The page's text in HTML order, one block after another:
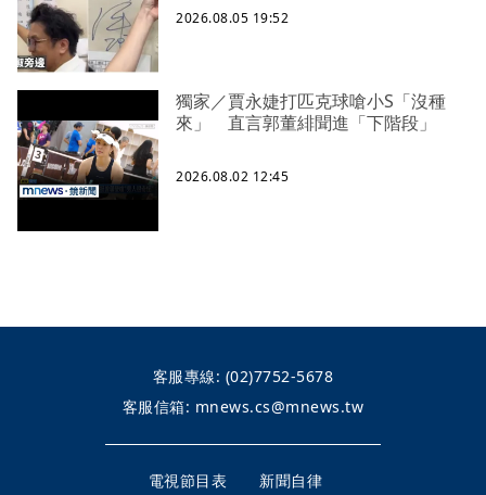
2026.08.05 19:52
獨家／賈永婕打匹克球嗆小S「沒種
來」 直言郭董緋聞進「下階段」
2026.08.02 12:45
客服專線: (02)7752-5678
客服信箱: mnews.cs@mnews.tw
電視節目表
新聞自律